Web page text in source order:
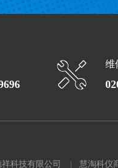
维
祥科技有限公司 | 慧淘科仪